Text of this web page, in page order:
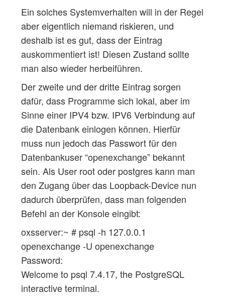
Ein solches Systemverhalten will in der Regel
aber eigentlich niemand riskieren, und
deshalb ist es gut, dass der Eintrag
auskommentiert ist! Diesen Zustand sollte
man also wieder herbeiführen.
Der zweite und der dritte Eintrag sorgen
dafür, dass Programme sich lokal, aber im
Sinne einer IPV4 bzw. IPV6 Verbindung auf
die Datenbank einlogen können. Hierfür
muss nun jedoch das Passwort für den
Datenbankuser “openexchange” bekannt
sein. Als User root oder postgres kann man
den Zugang über das Loopback-Device nun
dadurch überprüfen, dass man folgenden
Befehl an der Konsole eingibt:
oxsserver:~ # psql -h 127.0.0.1
openexchange -U openexchange
Password:
Welcome to psql 7.4.17, the PostgreSQL
interactive terminal.